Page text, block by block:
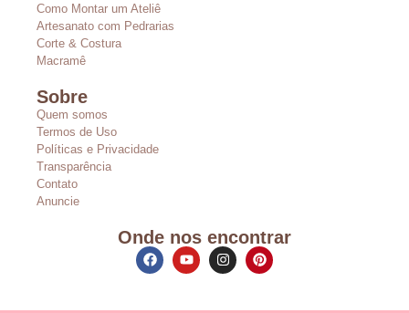
Como Montar um Ateliê
Artesanato com Pedrarias
Corte & Costura
Macramê
Sobre
Quem somos
Termos de Uso
Políticas e Privacidade
Transparência
Contato
Anuncie
Onde nos encontrar